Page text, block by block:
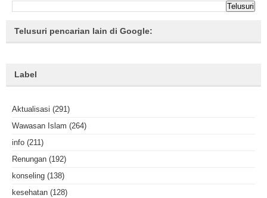
Telusuri pencarian lain di Google:
Label
Aktualisasi (291)
Wawasan Islam (264)
info (211)
Renungan (192)
konseling (138)
kesehatan (128)